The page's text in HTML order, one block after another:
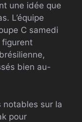
une idée que
L’équipe
C samedi
figurent
bien au-
notables sur la
pour